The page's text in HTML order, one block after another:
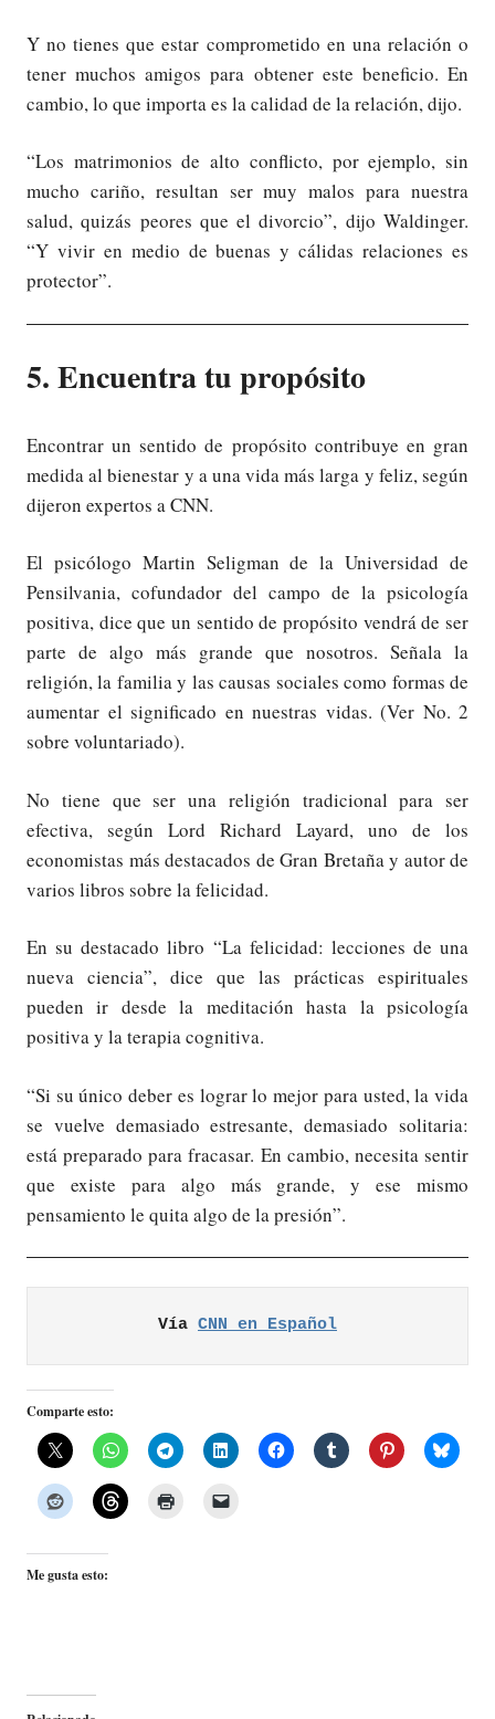
Y no tienes que estar comprometido en una relación o
tener muchos amigos para obtener este beneficio. En
cambio, lo que importa es la calidad de la relación, dijo.
“Los matrimonios de alto conflicto, por ejemplo, sin
mucho cariño, resultan ser muy malos para nuestra
salud, quizás peores que el divorcio”, dijo Waldinger.
“Y vivir en medio de buenas y cálidas relaciones es
protector”.
5. Encuentra tu propósito
Encontrar un sentido de propósito contribuye en gran
medida al bienestar y a una vida más larga y feliz, según
dijeron expertos a CNN.
El psicólogo Martin Seligman de la Universidad de
Pensilvania, cofundador del campo de la psicología
positiva, dice que un sentido de propósito vendrá de ser
parte de algo más grande que nosotros. Señala la
religión, la familia y las causas sociales como formas de
aumentar el significado en nuestras vidas. (Ver No. 2
sobre voluntariado).
No tiene que ser una religión tradicional para ser
efectiva, según Lord Richard Layard, uno de los
economistas más destacados de Gran Bretaña y autor de
varios libros sobre la felicidad.
En su destacado libro “La felicidad: lecciones de una
nueva ciencia”, dice que las prácticas espirituales
pueden ir desde la meditación hasta la psicología
positiva y la terapia cognitiva.
“Si su único deber es lograr lo mejor para usted, la vida
se vuelve demasiado estresante, demasiado solitaria:
está preparado para fracasar. En cambio, necesita sentir
que existe para algo más grande, y ese mismo
pensamiento le quita algo de la presión”.
Vía CNN en Español
Comparte esto:
Me gusta esto: